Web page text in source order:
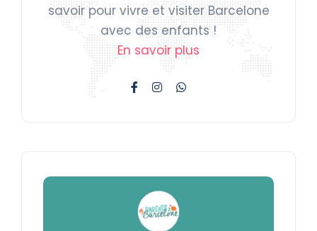
savoir pour vivre et visiter Barcelone
avec des enfants !
En savoir plus